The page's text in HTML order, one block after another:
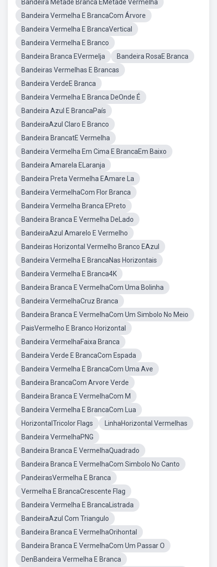
Bandeira Metade Branca EMetade Vermelha
Bandeira Vermelha E BrancaCom Árvore
Bandeira Vermelha E BrancaVertical
Bandeira Vermelha E Branco
Bandeira Branca EVermelja
Bandeira RosaE Branca
Bandeiras Vermelhas E Brancas
Bandeira VerdeE Branca
Bandeira Vermelha E Branca DeOnde É
Bandeira Azul E BrancaPaís
BandeiraAzul Claro E Branco
Bandeira BrancatE Vermelha
Bandeira Vermelha Em Cima E BrancaEm Baixo
Bandeira Amarela ELaranja
Bandeira Preta Vermelha EAmare La
Bandeira VermelhaCom Flor Branca
Bandeira Vermelha Branca EPreto
Bandeira Branca E Vermelha DeLado
BandeiraAzul Amarelo E Vermelho
Bandeiras Horizontal Vermelho Branco EAzul
Bandeira Vermelha E BrancaNas Horizontais
Bandeira Vermelha E Branca4K
Bandeira Branca E VermelhaCom Uma Bolinha
Bandeira VermelhaCruz Branca
Bandeira Branca E VermelhaCom Um Simbolo No Meio
PaisVermelho E Branco Horizontal
Bandeira VermelhaFaixa Branca
Bandeira Verde E BrancaCom Espada
Bandeira Vermelha E BrancaCom Uma Ave
Bandeira BrancaCom Arvore Verde
Bandeira Branca E VermelhaCom M
Bandeira Vermelha E BrancaCom Lua
HorizontalTricolor Flags
LinhaHorizontal Vermelhas
Bandeira VermelhaPNG
Bandeira Branca E VermelhaQuadrado
Bandeira Branca E VermelhaCom Simbolo No Canto
PandeirasVermelha E Branca
Vermelha E BrancaCrescente Flag
Bandeira Vermelha E BrancaListrada
BandeiraAzul Com Triangulo
Bandeira Branca E VermelhaOrihontal
Bandeira Branca E VermelhaCom Um Passar O
DenBandeira Vermelha E Branca